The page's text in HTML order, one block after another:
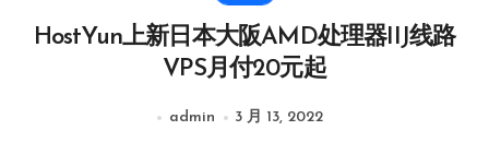
HostYun上新日本大阪AMD处理器IIJ线路
VPS月付20元起
admin 3 月 13, 2022